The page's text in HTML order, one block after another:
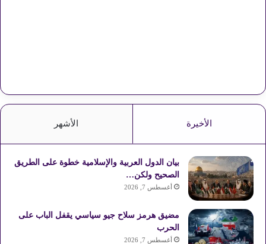
الأخيرة الأشهر
بيان الدول العربية والإسلامية خطوة على الطريق
الصحيح ولكن…
أغسطس 7, 2026
مضيق هرمز سلاح جيو سياسي يقفل الباب على
الحرب
أغسطس 7, 2026